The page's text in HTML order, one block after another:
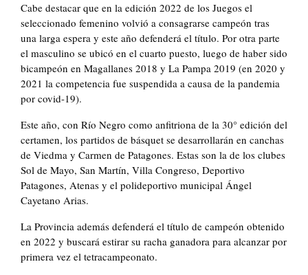
Cabe destacar que en la edición 2022 de los Juegos el
seleccionado femenino volvió a consagrarse campeón tras
una larga espera y este año defenderá el título. Por otra parte
el masculino se ubicó en el cuarto puesto, luego de haber sido
bicampeón en Magallanes 2018 y La Pampa 2019 (en 2020 y
2021 la competencia fue suspendida a causa de la pandemia
por covid-19).
Este año, con Río Negro como anfitriona de la 30° edición del
certamen, los partidos de básquet se desarrollarán en canchas
de Viedma y Carmen de Patagones. Estas son la de los clubes
Sol de Mayo, San Martín, Villa Congreso, Deportivo
Patagones, Atenas y el polideportivo municipal Ángel
Cayetano Arias.
La Provincia además defenderá el título de campeón obtenido
en 2022 y buscará estirar su racha ganadora para alcanzar por
primera vez el tetracampeonato.